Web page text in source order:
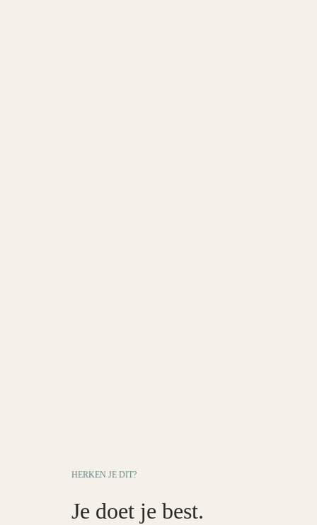
HERKEN JE DIT?
Je doet je best.